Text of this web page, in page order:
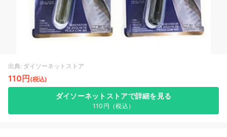
出典: ダイソーネットストア
110円 (税込)
ダイソーネットストアで詳細を見る
110円（税込）